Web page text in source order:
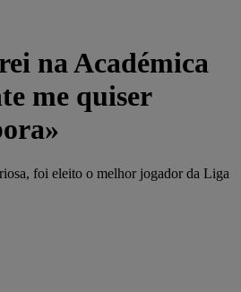
na Académica
me quiser
foi eleito o melhor jogador da Liga